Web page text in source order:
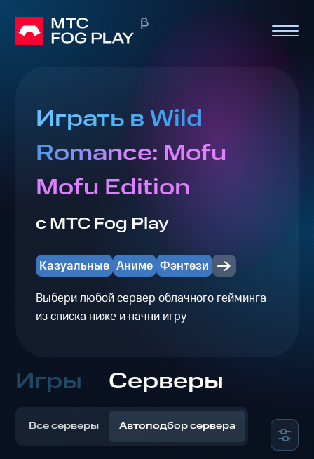
Играть в Wild
Romance: Mofu
Mofu Edition
с МТС Fog Play
Казуальные Аниме Фэнтези
Выбери любой сервер облачного гейминга
из списка ниже и начни игру
Игры Серверы
Все серверы Автоподбор сервера